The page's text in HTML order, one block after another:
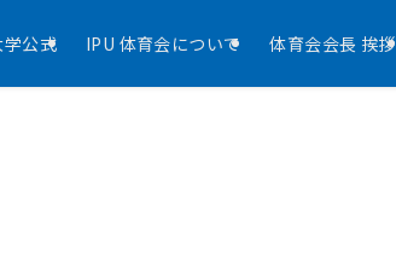
公式 IPU 体育会について 体育会会長 挨拶